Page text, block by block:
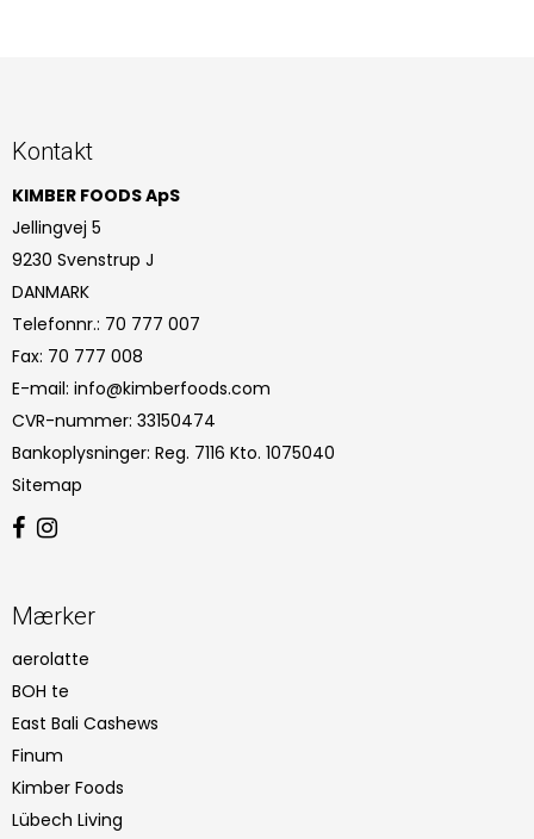
Kontakt
KIMBER FOODS ApS
Jellingvej 5
9230 Svenstrup J
DANMARK
Telefonnr.: 70 777 007
Fax: 70 777 008
E-mail: info@kimberfoods.com
CVR-nummer: 33150474
Bankoplysninger: Reg. 7116 Kto. 1075040
Sitemap
Mærker
aerolatte
BOH te
East Bali Cashews
Finum
Kimber Foods
Lübech Living